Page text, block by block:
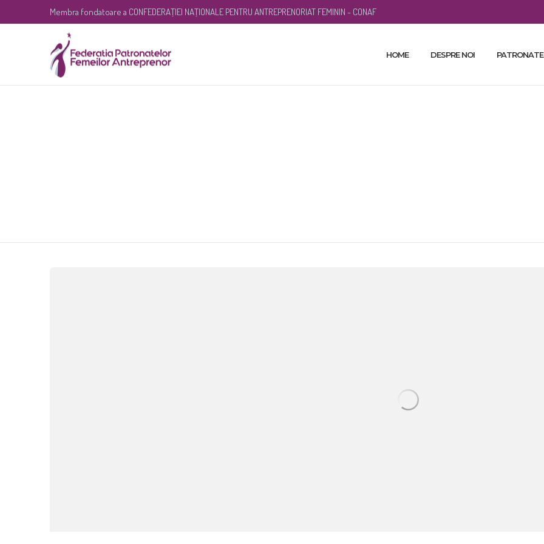
Membra fondatoare a CONFEDERAŢIEI NAŢIONALE PENTRU ANTREPRENORIAT FEMININ - CONAF
HOME DESPRE NOI